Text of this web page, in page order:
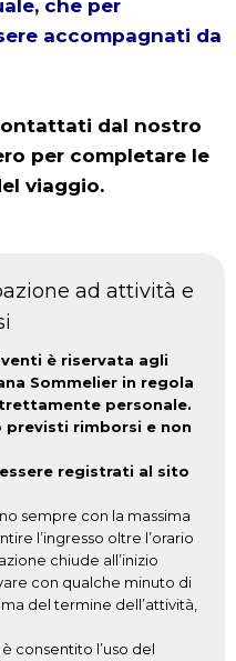
che per
accompagnati da
dal nostro
per completare le
viaggio.
ad attività e
è riservata agli
Sommelier in regola
personale.
previsti rimborsi e non
registrati al sito
sempre con la massima
l’ingresso oltre l’orario
chiude all’inizio
con qualche minuto di
del termine dell’attività,
consentito l’uso del